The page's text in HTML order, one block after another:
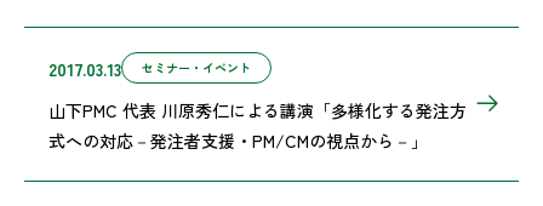
2017.03.13 セミナー・イベント
山下PMC 代表 川原秀仁による講演「多様化する発注方
式への対応－発注者支援・PM/CMの視点から－」